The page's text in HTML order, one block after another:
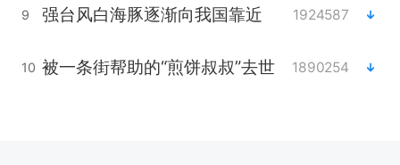
9 强台风白海豚逐渐向我国靠近 1924587
10 被一条街帮助的“煎饼叔叔”去世 1890254